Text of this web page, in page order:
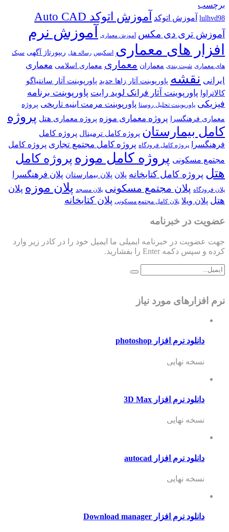
برچسب
lulhvd98 آموزش اتوکد آموزش اتوکد Auto CAD
آموزش تری دی مکس آموزش معماری
آموزش نرم
افزار های معماری
اسکیس رساله هتل ریپورتاژ آگهی سبک
های معماری شیت بندی معماران معماری معماری اسلامی معماری
ایرانی نقشه پاورپوینت آثار زاها حدید پاورپوینت آثار سانتیاگو
کالاتراوا
پاورپوینت آثار فرانک لوید رایت پاورپوینت برنامه
فیزیکی پاورپوینت تحلیل روستا پاورپوینت مرمت ابنیه تاریخی پروژه
معماری فرهنگسرا
پروژه معماری موزه پروژه معماری هتل پروژه
کامل بیمارستان پروژه کامل ترمینال پروژه کامل
فرهنگسرا
پروژه کامل فرودگاه پروژه کامل مجتمع تجاری پروژه کامل
مجتمع مسکونی پروژه کامل موزه پروژه کامل
هتل پروژه کامل کتابخانه پلان پلان بیمارستان پلان فرهنگسرا
پلان فرودگاه پلان مجتمع مسکونی پلان مسجد پلان موزه پلان
هتل پلان ویلا پلان کامل مجتمع مسکونی پلان کتابخانه
عضویت در خبرنامه
جهت عضویت در خبرنامه ایمیلی ما ایمیل خود را در کادر زیر وارد
کرده و سپس دکمه Enter را بفشارید.
نرم افزارهای مورد نیاز
دانلود نرم افزار photoshop
نسخه نهایی
دانلود نرم افزار 3D Max
نسخه نهایی
دانلود نرم افزار autocad
نسخه نهایی
دانلود نرم افزار Download manager